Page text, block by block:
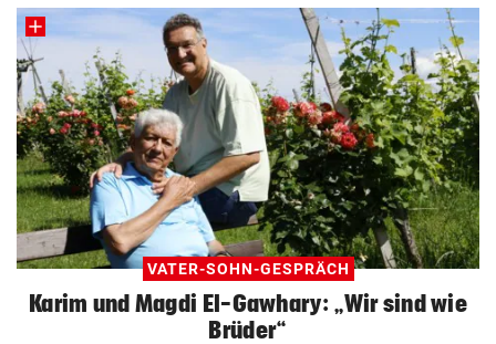
VATER-SOHN-GESPRÄCH
Karim und Magdi El-Gawhary: „Wir sind wie
Brüder“